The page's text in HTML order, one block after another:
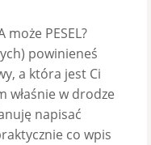
PESEL?
powinieneś
a która jest Ci
właśnie w drodze
napisać
co wpis